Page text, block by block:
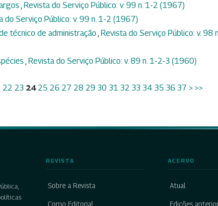
, Revista do Serviço Público: v. 99 n. 1-2 (1967)
do Serviço Público: v. 99 n. 1-2 (1967)
técnico de administração , Revista do Serviço Público: v. 98
, Revista do Serviço Público: v. 89 n. 1-2-3 (1960)
22 23 24 25 26 27 28 29 30 31 32 33 34 35 36 37 > >>
REVISTA
Sobre a Revista
Corpo Editorial
ACERVO
Atual
Edições